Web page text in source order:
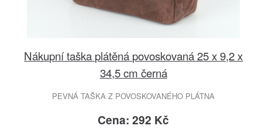
Nákupní taška plátěná povoskovaná 25 x 9,2 x
34,5 cm černá
PEVNÁ TAŠKA Z POVOSKOVANÉHO PLÁTNA
Cena: 292 Kč